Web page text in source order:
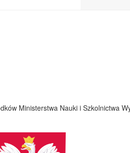
Ministerstwa Nauki i Szkolnictwa